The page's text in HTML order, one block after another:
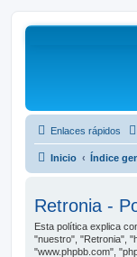
Enlaces rápidos
Inicio Índice
Retronia -
Esta política explica
"nuestro", "Retronia",
"www.phpbb.com",